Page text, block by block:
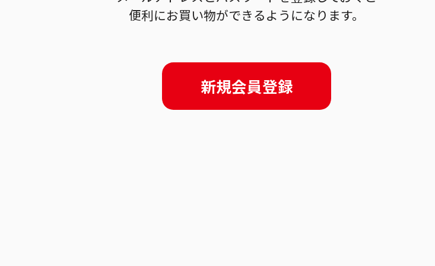
便利にお買い物ができるようになります。
新規会員登録